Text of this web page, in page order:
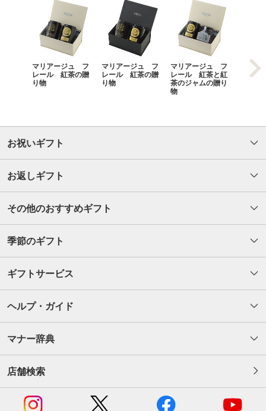
マリアージュ フ
レール 紅茶の贈
り物
マリアージュ フ
レール 紅茶の贈
り物
マリアージュ フ
レール 紅茶と紅
茶のジャムの贈り
物
マリ
レー
お祝いギフト
お返しギフト
その他のおすすめギフト
季節のギフト
ギフトサービス
ヘルプ・ガイド
マナー辞典
店舗検索